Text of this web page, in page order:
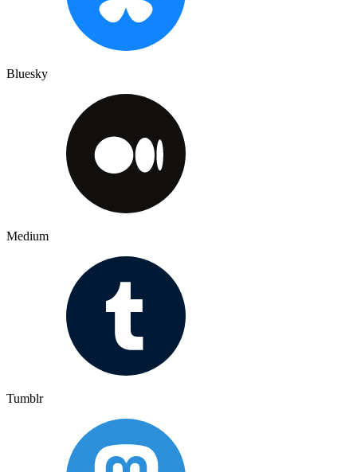
Bluesky
Medium
Tumblr